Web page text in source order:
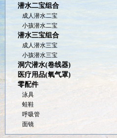
潜水二宝组合
成人潜水二宝
小孩潜水二宝
潜水三宝组合
成人潜水三宝
小孩潜水三宝
洞穴潜水(卷线器)
医疗用品(氧气罩)
零配件
泳具
蛙鞋
呼吸管
面镜